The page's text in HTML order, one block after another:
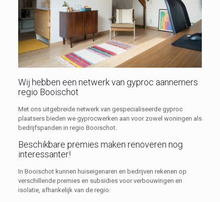
Wij hebben een netwerk van gyproc aannemers
regio Booischot
Met ons uitgebreide netwerk van gespecialiseerde gyproc
plaatsers bieden we gyprocwerken aan voor zowel woningen als
bedrijfspanden in regio Booischot.
Beschikbare premies maken renoveren nog
interessanter!
In Booischot kunnen huiseigenaren en bedrijven rekenen op
verschillende premies en subsidies voor verbouwingen en
isolatie, afhankelijk van de regio: